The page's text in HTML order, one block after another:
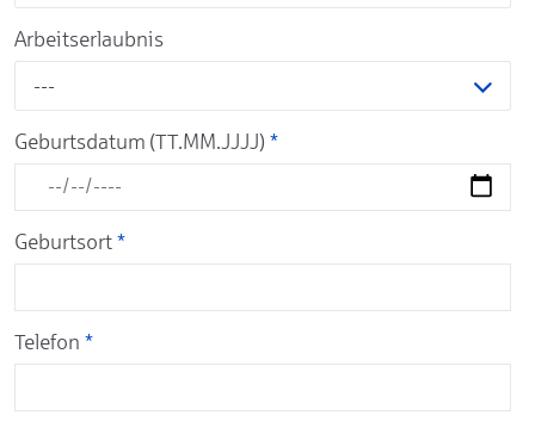
Arbeitserlaubnis
---
Geburtsdatum (TT.MM.JJJJ) *
Geburtsort *
Telefon *